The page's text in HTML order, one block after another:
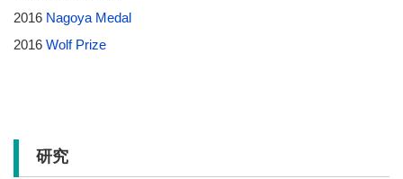
2016 Nagoya Medal
2016 Wolf Prize
研究